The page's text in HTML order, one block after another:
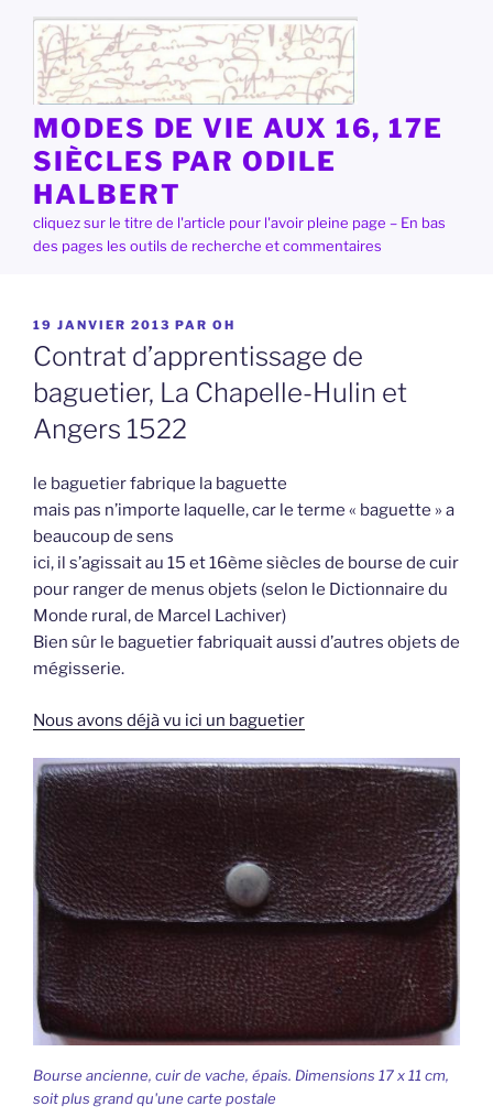
contenu
principal
MODES DE VIE AUX 16, 17E
SIÈCLES PAR ODILE
HALBERT
cliquez sur le titre de l'article pour l'avoir pleine page – En bas
des pages les outils de recherche et commentaires
PUBLIÉ
LE
19 JANVIER 2013 PAR OH
Contrat d’apprentissage de
baguetier, La Chapelle-Hulin et
Angers 1522
le baguetier fabrique la baguette
mais pas n’importe laquelle, car le terme « baguette » a
beaucoup de sens
ici, il s’agissait au 15 et 16ème siècles de bourse de cuir
pour ranger de menus objets (selon le Dictionnaire du
Monde rural, de Marcel Lachiver)
Bien sûr le baguetier fabriquait aussi d’autres objets de
mégisserie.
Nous avons déjà vu ici un baguetier
Bourse ancienne, cuir de vache, épais. Dimensions 17 x 11 cm,
soit plus grand qu'une carte postale